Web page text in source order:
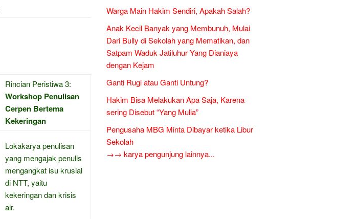
Rincian Peristiwa 3:
Workshop Penulisan
Cerpen Bertema
Kekeringan
Lokakarya penulisan
yang mengajak penulis
mengangkat isu krusial
di NTT, yaitu
kekeringan dan krisis
air.
Warga Main Hakim Sendiri, Apakah Salah?
Anak Kecil Banyak yang Membunuh, Mulai
Dari Bully di Sekolah yang Mematikan, dan
Satpam Waduk Jatiluhur Yang Dianiaya
dengan Kejam
Ganti Rugi atau Ganti Untung?
Hakim Bisa Melakukan Apa Saja, Karena
sering Disebut “Yang Mulia”
Pengusaha MBG Minta Dibayar ketika Libur
Sekolah
→→ karya pengunjung lainnya...